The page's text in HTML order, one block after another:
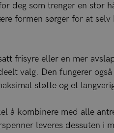
deg som trenger en stor
formen sørger for at
frisyre eller en mer
valg. Den fungerer
støtte og et
å kombinere med alle
leveres dessuten i